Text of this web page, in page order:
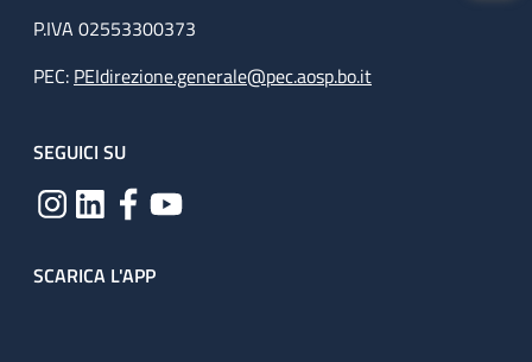
P.IVA 02553300373
PEC: PEIdirezione.generale@pec.aosp.bo.it
SEGUICI SU
SCARICA L'APP